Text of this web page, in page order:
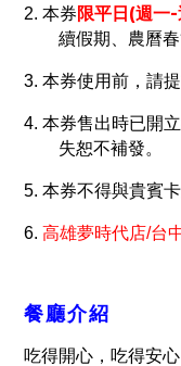
2. 本券限平日 (週一-
續假期、農曆春
3. 本券使用前，請提
4. 本券售出時已開
失恕不補發。
5. 本券不得與貴賓
6. 高雄夢時代店/台
餐廳介紹
吃得開心，吃得安